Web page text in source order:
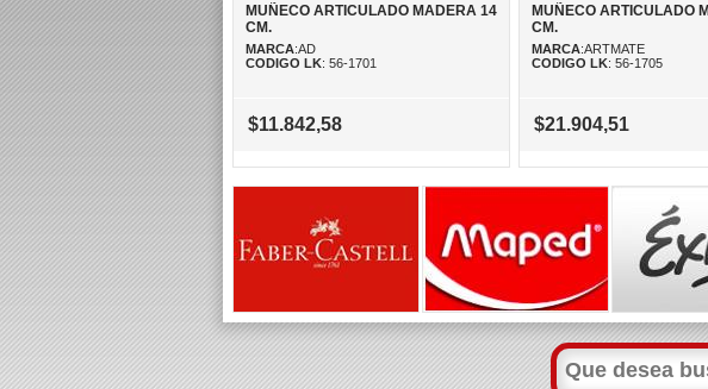
MUÑECO ARTICULADO MADERA 14
CM.
MARCA:AD
CODIGO LK: 56-1701
$11.842,58
MUÑECO ARTICULADO
CM.
MARCA:ARTMATE
CODIGO LK: 56-1705
$21.904,51